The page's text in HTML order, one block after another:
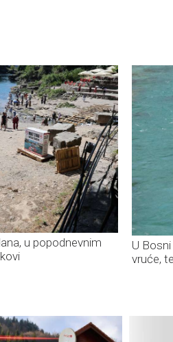
u popodnevnim
U
vruće,